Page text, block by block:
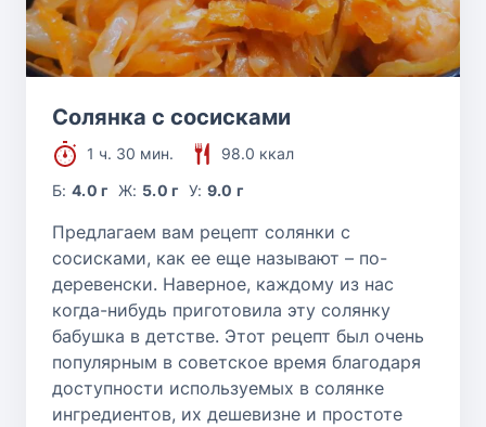
Солянка с сосисками
1 ч. 30 мин.
98.0 ккал
Б:4.0 г Ж: 5.0 г У: 9.0 г
Предлагаем вам рецепт солянки с
сосисками, как ее еще называют – по-
деревенски. Наверное, каждому из нас
когда-нибудь приготовила эту солянку
бабушка в детстве. Этот рецепт был очень
популярным в советское время благодаря
доступности используемых в солянке
ингредиентов, их дешевизне и простоте